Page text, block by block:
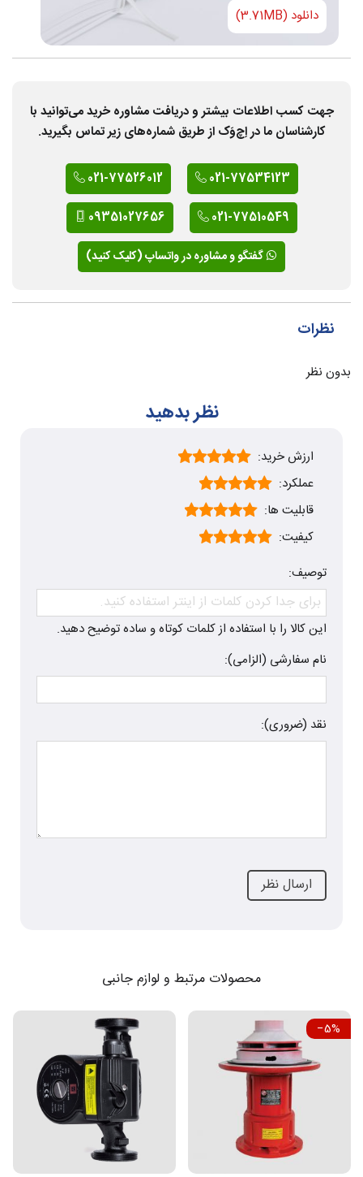
دانلود (3.71MB)
جهت کسب اطلاعات بیشتر و دریافت مشاوره خرید می‌توانید با
کارشناسان ما در اِچ‌وَک از طریق شماره‌های زیر تماس بگیرید.
021-77534123
021-77526012
021-77510549
09351027656
گفتگو و مشاوره در واتساپ (کلیک کنید)
نظرات
بدون نظر
نظر بدهید
ارزش خرید:
عملکرد:
قابلیت ها:
کیفیت:
توصیف:
این کالا را با استفاده از کلمات کوتاه و ساده توضیح دهید.
نام سفارشی (الزامی):
نقد (ضروری):
محصولات مرتبط و لوازم جانبی
‎−5%